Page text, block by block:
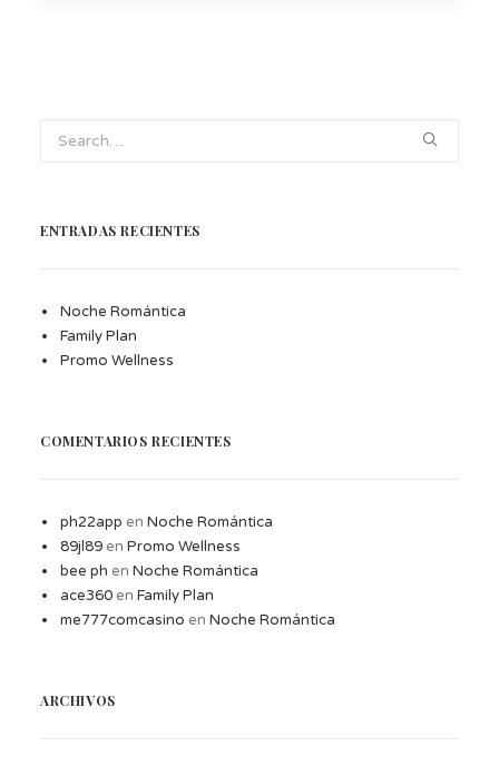
ENTRADAS RECIENTES
Noche Romántica
Family Plan
Promo Wellness
COMENTARIOS RECIENTES
ph22app en Noche Romántica
89jl89 en Promo Wellness
bee ph en Noche Romántica
ace360 en Family Plan
me777comcasino en Noche Romántica
ARCHIVOS